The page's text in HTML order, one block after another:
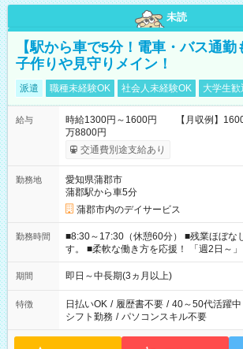
未読
【駅から車で5分！電車・バス通
子作りや見守りメイン！
派遣 職種未経験OK 社会人未経験OK 大学生歓
給与
時給1300円～1600円 【月収例】
万8800円
交通費別途支給あり
勤務地
愛知県蒲郡市
蒲郡駅から車5分
蒲郡市内のデイサービス
勤務時間
■8:30～17:30（休憩60分） ■残業ほぼな
す。 ■柔軟な働き方を応援！ 「週2日～
勤務」など、あなたの生活に合わせた相
もありませんので、自分のペースを大切
保できるため、主婦（夫）の方も無理な
す。
期間 即日～中長期(3ヵ月以上)
特徴 日払いOK / 履歴書不要 / 40～50代活躍中
シフト勤務 / パソコンスキル不要